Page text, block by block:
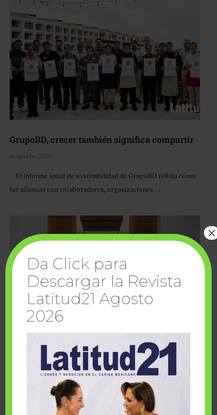
GrupoBD, crecer también significa compartir
4 agosto, 2026
El informe anual de sostenibilidad de GrupoBD refleja cómo
las alianzas con colaboradores, organizaciones …
Cuando la solidaridad inspira; cumplen
sueños Fairmont Mayakoba y Make-A-Wish
Da Click para
Descargar la Revista
Latitud21 Agosto
2026
×